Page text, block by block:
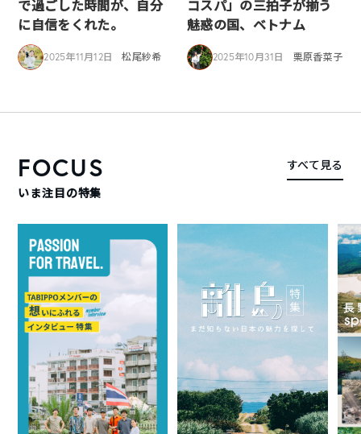
で過ごした時間が、自分
に自信をくれた。
2025年11月12日 松尾紗希
コスパ」の三拍子が揃う
魅惑の国、ベトナム
2025年10月31日 栗原香菜子
FOCUS
いま注目の特集
すべて見る